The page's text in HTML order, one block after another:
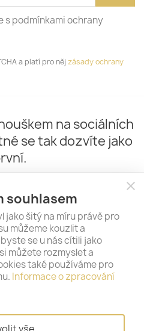
s podmínkami ochrany
a platí pro něj zásady ochrany
na sociálních
se tak dozvíte jako

close
souhlasem
jako šitý na míru právě pro
můžeme kouzlit a
se u nás cítili jako
můžete rozmyslet a
také používáme pro
Informace o zpracování